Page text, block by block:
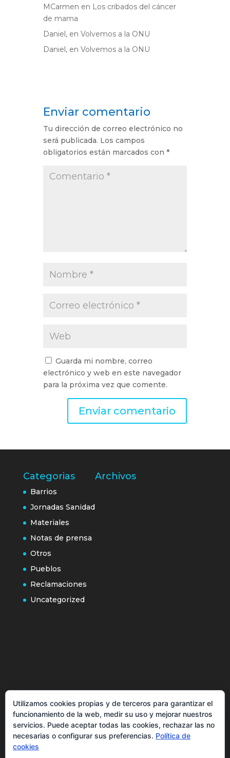
MCarmen en Los cribados del cáncer
de mama
Daniel, en Volvemos a la ONU
Daniel, en Volvemos a la ONU
Enviar comentario
Tu dirección de correo electrónico no
será publicada. Los campos
obligatorios están marcados con *
Guarda mi nombre, correo
electrónico y web en este navegador
para la próxima vez que comente.
Categorias
Barrios
Jornadas Sanidad
Materiales
Notas de prensa
Otros
Pueblos
Reclamaciones
Uncategorized
Archivos
Política de cookies
Más información sobre las cookies
Inicio
Política de privacidad
Utilizamos cookies propias y de terceros para garantizar el
funcionamiento de la web, medir su uso y mejorar nuestros
servicios. Puede aceptar todas las cookies, rechazar las no
necesarias o configurar sus preferencias. Política de
cookies